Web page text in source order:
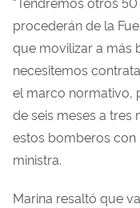
procederán de la
que movilizar a más
necesitemos
el marco normativo,
de seis meses a
estos bomberos con
ministra.
Marina resaltó que